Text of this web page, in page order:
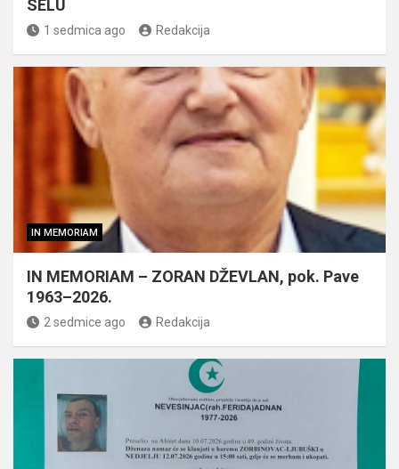
SELU
1 sedmica ago Redakcija
IN MEMORIAM
IN MEMORIAM – ZORAN DŽEVLAN, pok. Pave
1963–2026.
2 sedmice ago Redakcija